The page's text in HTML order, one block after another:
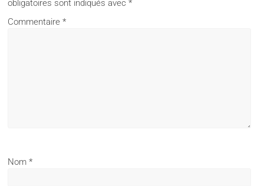
obligatoires sont indiqués avec*
Commentaire*
Nom*